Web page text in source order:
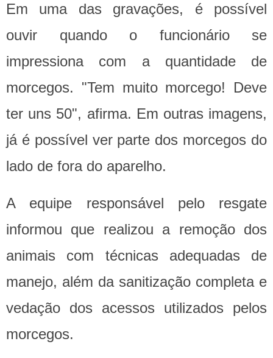
Em uma das gravações, é possível
ouvir quando o funcionário se
impressiona com a quantidade de
morcegos. "Tem muito morcego! Deve
ter uns 50", afirma. Em outras imagens,
já é possível ver parte dos morcegos do
lado de fora do aparelho.
A equipe responsável pelo resgate
informou que realizou a remoção dos
animais com técnicas adequadas de
manejo, além da sanitização completa e
vedação dos acessos utilizados pelos
morcegos.